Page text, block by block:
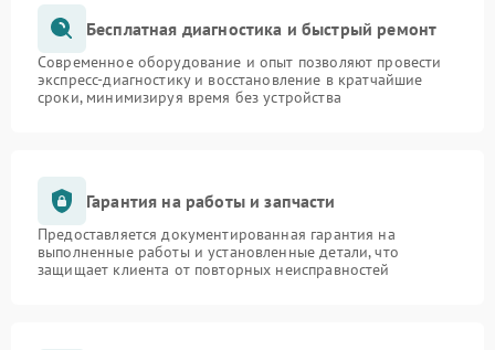
Бесплатная диагностика и быстрый ремонт
Современное оборудование и опыт позволяют провести
экспресс-диагностику и восстановление в кратчайшие
сроки, минимизируя время без устройства
Гарантия на работы и запчасти
Предоставляется документированная гарантия на
выполненные работы и установленные детали, что
защищает клиента от повторных неисправностей